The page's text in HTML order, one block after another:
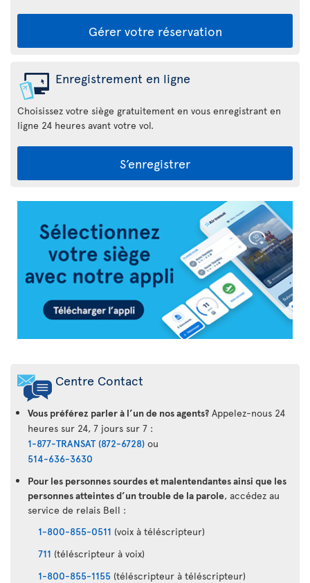
Gérer votre réservation
Enregistrement en ligne
Choisissez votre siège gratuitement en vous enregistrant en
ligne 24 heures avant votre vol.
S’enregistrer
Transat
Centre Contact
Vous préférez parler à l’un de nos agents? Appelez-nous 24
heures sur 24, 7 jours sur 7 :
1-877-TRANSAT (872-6728) ou
514-636-3630
Pour les personnes sourdes et malentendantes ainsi que les
personnes atteintes d’un trouble de la parole, accédez au
service de relais Bell :
1-800-855-0511 (voix à téléscripteur)
711 (téléscripteur à voix)
1-800-855-1155 (téléscripteur à téléscripteur)